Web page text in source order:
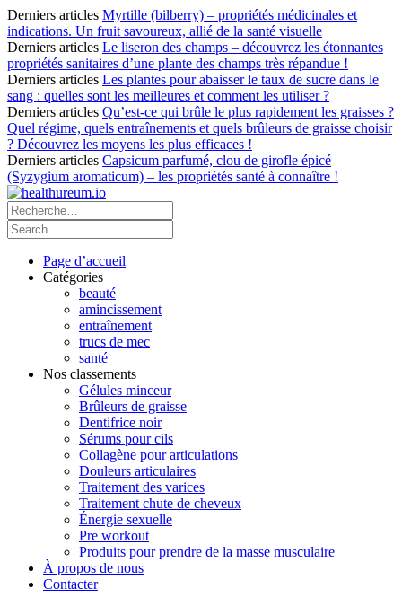
Derniers articles Myrtille (bilberry) – propriétés médicinales et
indications. Un fruit savoureux, allié de la santé visuelle
Derniers articles Le liseron des champs – découvrez les étonnantes
propriétés sanitaires d’une plante des champs très répandue !
Derniers articles Les plantes pour abaisser le taux de sucre dans le
sang : quelles sont les meilleures et comment les utiliser ?
Derniers articles Qu’est-ce qui brûle le plus rapidement les graisses ?
Quel régime, quels entraînements et quels brûleurs de graisse choisir
? Découvrez les moyens les plus efficaces !
Derniers articles Capsicum parfumé, clou de girofle épicé
(Syzygium aromaticum) – les propriétés santé à connaître !
Page d’accueil
Catégories
beauté
amincissement
entraînement
trucs de mec
santé
Nos classements
Gélules minceur
Brûleurs de graisse
Dentifrice noir
Sérums pour cils
Collagène pour articulations
Douleurs articulaires
Traitement des varices
Traitement chute de cheveux
Énergie sexuelle
Pre workout
Produits pour prendre de la masse musculaire
À propos de nous
Contacter